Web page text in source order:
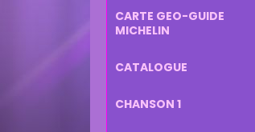
CARTE GEO-GUIDE
MICHELIN
CATALOGUE
CHANSON 1